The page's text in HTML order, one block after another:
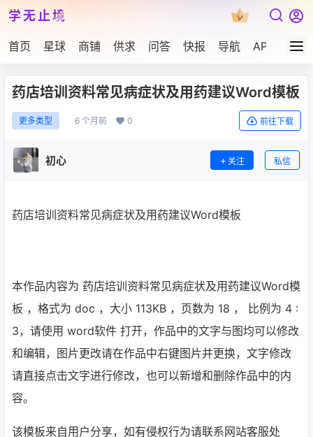
学无止境
首页 星球 商铺 供求 问答 快报 导航 APP下载
药店培训资料常见病症状及用药建议Word模板
更多类型 6 个月前 0 前往下载
初心 关注 私信
药店培训资料常见病症状及用药建议Word模板
本作品内容为 药店培训资料常见病症状及用药建议Word模
板 ，格式为 doc ，大小 113KB ，页数为 18 ， 比例为 4 :
3，请使用 word软件 打开，作品中的文字与图均可以修改
和编辑，图片更改请在作品中右键图片并更换，文字修改
请直接点击文字进行修改，也可以新增和删除作品中的内
容。
该模板来自用户分享，如有侵权行为请联系网站客服处